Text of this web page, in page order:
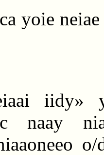
yoie
iidy»
naay